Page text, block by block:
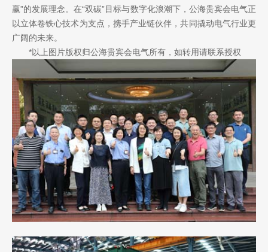
赢”的发展理念。在“双碳”目标与数字化浪潮下，公海贵宾会电气正
以立体卷铁心技术为支点，携手产业链伙伴，共同撬动电气行业更
广阔的未来。
*以上图片版权归公海贵宾会电气所有，如转用请联系授权